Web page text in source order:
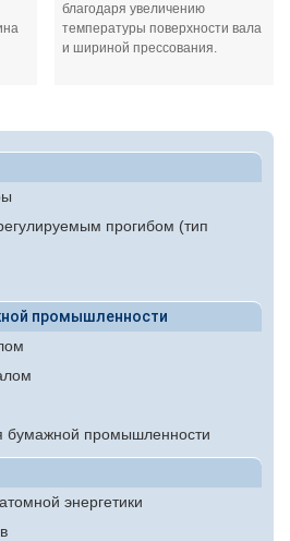
благодаря увеличению
температуры поверхности вала
и шириной прессования.
прогибом (тип
промышленности
бумажной промышленности
энергетики